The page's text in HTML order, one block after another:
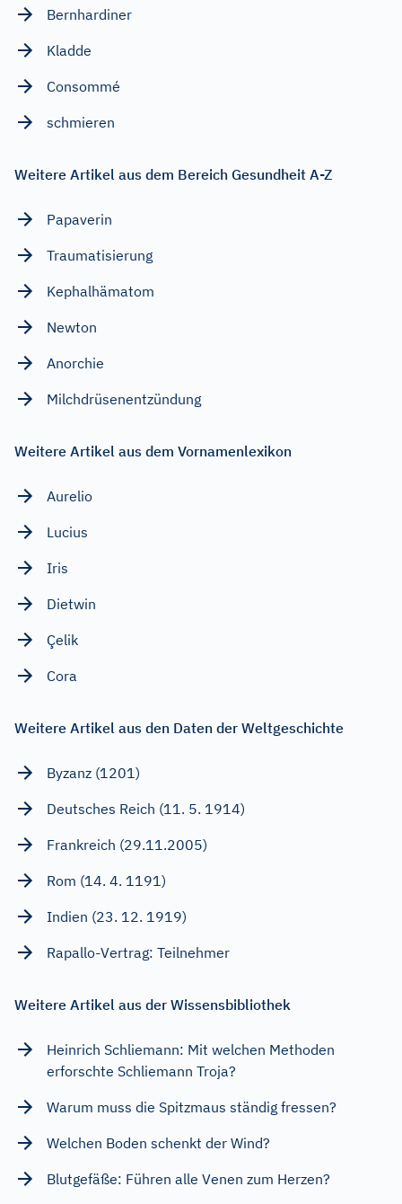
Bernhardiner
Kladde
Consommé
schmieren
Weitere Artikel aus dem Bereich Gesundheit A-Z
Papaverin
Traumatisierung
Kephalhämatom
Newton
Anorchie
Milchdrüsenentzündung
Weitere Artikel aus dem Vornamenlexikon
Aurelio
Lucius
Iris
Dietwin
Çelik
Cora
Weitere Artikel aus den Daten der Weltgeschichte
Byzanz (1201)
Deutsches Reich (11. 5. 1914)
Frankreich (29.11.2005)
Rom (14. 4. 1191)
Indien (23. 12. 1919)
Rapallo-Vertrag: Teilnehmer
Weitere Artikel aus der Wissensbibliothek
Heinrich Schliemann: Mit welchen Methoden
erforschte Schliemann Troja?
Warum muss die Spitzmaus ständig fressen?
Welchen Boden schenkt der Wind?
Blutgefäße: Führen alle Venen zum Herzen?